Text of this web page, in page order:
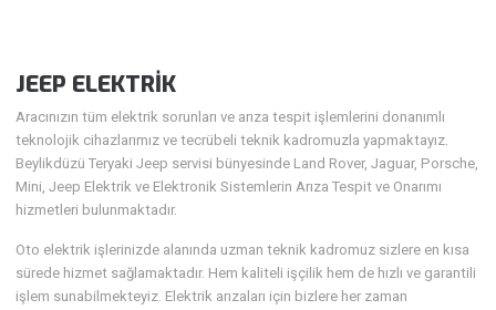
JEEP ELEKTRİK
Aracınızın tüm elektrik sorunları ve arıza tespit işlemlerini donanımlı
teknolojik cihazlarımız ve tecrübeli teknik kadromuzla yapmaktayız.
Beylikdüzü Teryaki Jeep servisi bünyesinde Land Rover, Jaguar, Porsche,
Mini, Jeep Elektrik ve Elektronik Sistemlerin Arıza Tespit ve Onarımı
hizmetleri bulunmaktadır.
Oto elektrik işlerinizde alanında uzman teknik kadromuz sizlere en kısa
sürede hizmet sağlamaktadır. Hem kaliteli işçilik hem de hızlı ve garantili
işlem sunabilmekteyiz. Elektrik arızaları için bizlere her zaman